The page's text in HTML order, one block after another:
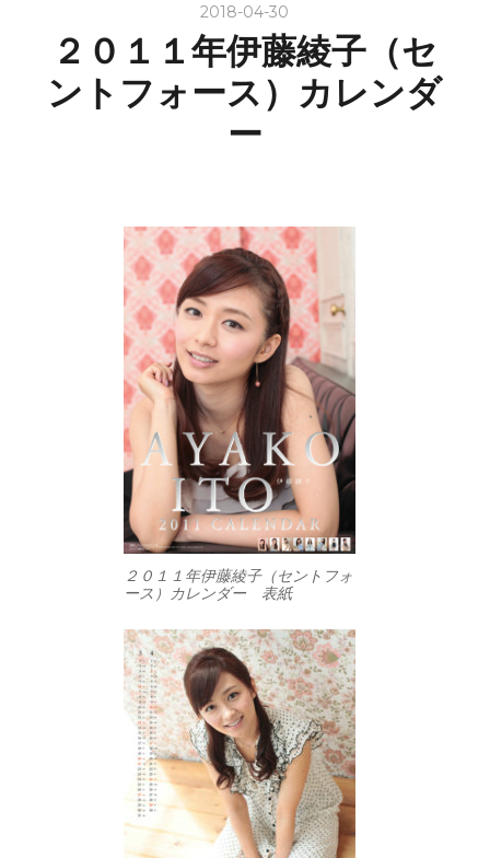
2018-04-30
２０１１年伊藤綾子（セ
ントフォース）カレンダ
ー
２０１１年伊藤綾子（セントフォ
ース）カレンダー 表紙